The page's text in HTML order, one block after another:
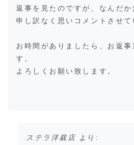
返事を見たのですが、なんだ
申し訳なく思いコメントさせて
お時間がありましたら、お返
す。
よろしくお願い致します。
ステラ洋裁店 より: